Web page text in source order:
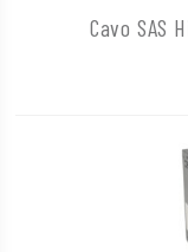
Cavo SAS